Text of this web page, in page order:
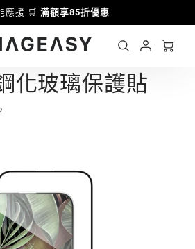
應援 🛒 滿額享85折優惠
Account
Login
化玻璃保護貼